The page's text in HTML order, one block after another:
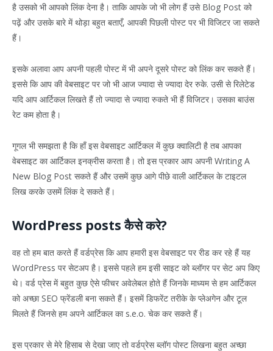
है उसको भी आपको लिंक देना है। ताकि आपके जो भी लोग हैं उसे Blog Post को
पढ़ें और उसके बारे में थोड़ा बहुत बताएँ, आपकी पिछली पोस्ट पर भी विजिटर जा सकते
हैं।
इसके अलावा आप अपनी पहली पोस्ट में भी अपने दूसरे पोस्ट को लिंक कर सकते हैं।
इससे कि आप की वेबसाइट पर जो भी आज ज्यादा से ज्यादा देर रुके. उसी से रिलेटेड
यदि आप आर्टिकल लिखते हैं तो ज्यादा से ज्यादा रुकते भी हैं विजिटर। उसका बाउंस
रेट कम होता है।
गूगल भी समझता है कि हाँ इस वेबसाइट आर्टिकल में कुछ क्वालिटी है तब आपका
वेबसाइट का आर्टिकल इनक्रीस करता है। तो इस प्रकार आप अपनी Writing A
New Blog Post सकते हैं और उसमें कुछ आगे पीछे वाली आर्टिकल के टाइटल
लिख करके उसमें लिंक दे सकते हैं।
WordPress posts कैसे करे?
वह तो हम बात करते हैं वर्डप्रेस कि आप हमारी इस वेबसाइट पर रीड कर रहे हैं यह
WordPress पर सेटअप है। इससे पहले हम इसी साइट को ब्लॉगर पर सेट अप किए
थे। वर्ड प्रेस में बहुत कुछ ऐसे फीचर अवेलेबल होते हैं जिनके माध्यम से हम आर्टिकल
को अच्छा SEO फ्रेंडली बना सकते हैं। इसमें डिफरेंट तरीके के प्लेअगेन और टूल
मिलते हैं जिनसे हम अपने आर्टिकल का s.e.o. चेक कर सकते हैं।
इस प्रकार से मेरे हिसाब से देखा जाए तो वर्डप्रेस ब्लॉग पोस्ट लिखना बहुत अच्छा